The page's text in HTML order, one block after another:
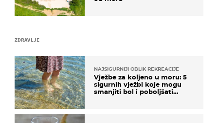
ZDRAVLJE
NAJSIGURNIJI OBLIK REKREACIJE
Vježbe za koljeno u moru: 5
sigurnih vježbi koje mogu
smanjiti bol i poboljšati